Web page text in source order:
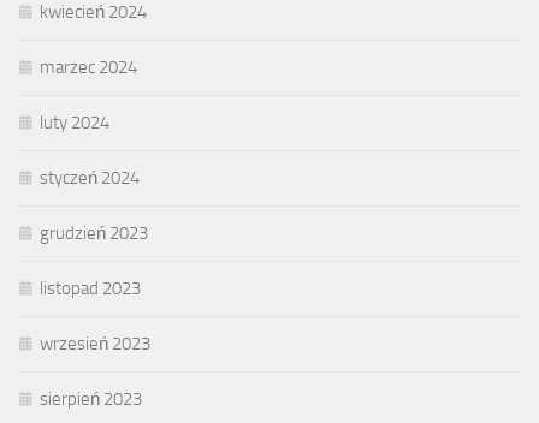
kwiecień 2024
marzec 2024
luty 2024
styczeń 2024
grudzień 2023
listopad 2023
wrzesień 2023
sierpień 2023